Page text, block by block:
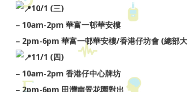
10/1 (三)
– 10am-2pm 華富一邨華安樓
– 2pm-6pm 華富一邨華安樓/香港仔坊會 (總部
11/1 (四)
– 10am-2pm 香港仔中心牌坊
– 2pm-6pm 田灣南景花園對出